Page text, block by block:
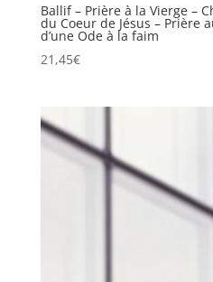
Ballif – Prière à la Vierge –
du Coeur de Jésus – Prière
d’une Ode à la faim
21,45€